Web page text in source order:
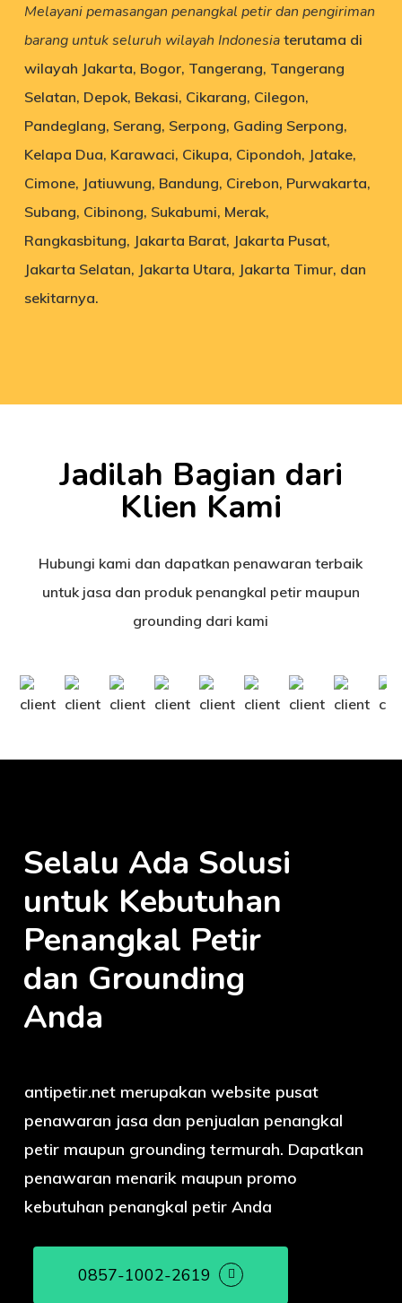
Melayani pemasangan penangkal petir dan pengiriman
barang untuk seluruh wilayah Indonesiaterutama di
wilayah Jakarta, Bogor, Tangerang, Tangerang
Selatan, Depok, Bekasi, Cikarang, Cilegon,
Pandeglang, Serang, Serpong, Gading Serpong,
Kelapa Dua, Karawaci, Cikupa, Cipondoh, Jatake,
Cimone, Jatiuwung, Bandung, Cirebon, Purwakarta,
Subang, Cibinong, Sukabumi, Merak,
Rangkasbitung, Jakarta Barat, Jakarta Pusat,
Jakarta Selatan, Jakarta Utara, Jakarta Timur, dan
sekitarnya.
Jadilah Bagian dari
Klien Kami
Hubungi kami dan dapatkan penawaran terbaik
untuk jasa dan produk penangkal petir maupun
grounding dari kami
Selalu Ada Solusi
untuk Kebutuhan
Penangkal Petir
dan Grounding
Anda
antipetir.net merupakan website pusat
penawaran jasa dan penjualan penangkal
petir maupun grounding termurah. Dapatkan
penawaran menarik maupun promo
kebutuhan penangkal petir Anda
0857-1002-2619